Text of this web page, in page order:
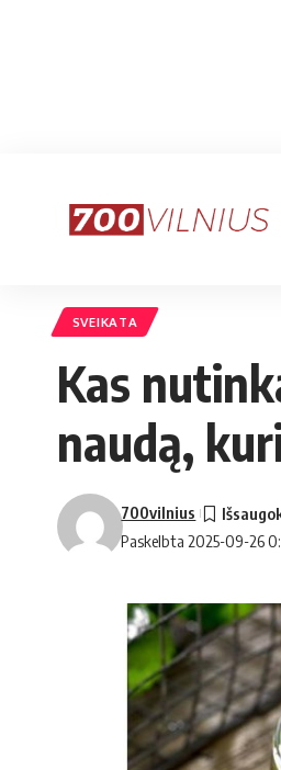
SVEIKATA
Kas
naudą,
Paskelbta 2025-09-26
700vilnius